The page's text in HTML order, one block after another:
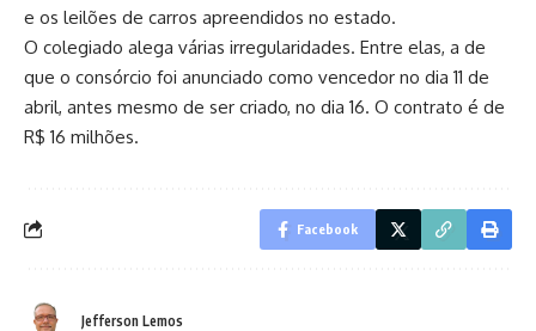
e os leilões de carros apreendidos no estado.
O colegiado alega várias irregularidades. Entre elas, a de
que o consórcio foi anunciado como vencedor no dia 11 de
abril, antes mesmo de ser criado, no dia 16. O contrato é de
R$ 16 milhões.
Facebook
Jefferson Lemos